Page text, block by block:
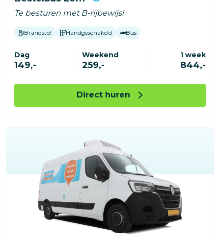
Te besturen met B-rijbewijs!
Brandstof Handgeschakeld Bus
Dag
149,-
Weekend
259,-
1 week
844,-
Direct huren